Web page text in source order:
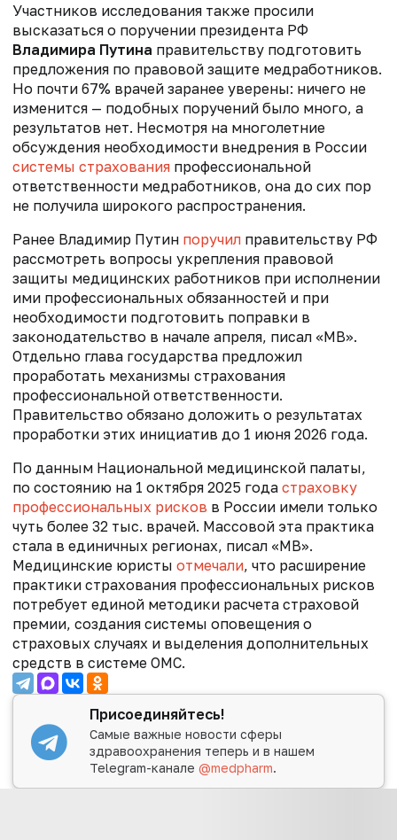
Участников исследования также просили
высказаться о поручении президента РФ
Владимира Путина правительству подготовить
предложения по правовой защите медработников.
Но почти 67% врачей заранее уверены: ничего не
изменится — подобных поручений было много, а
результатов нет. Несмотря на многолетние
обсуждения необходимости внедрения в России
системы страхования профессиональной
ответственности медработников, она до сих пор
не получила широкого распространения.
Ранее Владимир Путин поручил правительству РФ
рассмотреть вопросы укрепления правовой
защиты медицинских работников при исполнении
ими профессиональных обязанностей и при
необходимости подготовить поправки в
законодательство в начале апреля, писал «МВ».
Отдельно глава государства предложил
проработать механизмы страхования
профессиональной ответственности.
Правительство обязано доложить о результатах
проработки этих инициатив до 1 июня 2026 года.
По данным Национальной медицинской палаты,
по состоянию на 1 октября 2025 года страховку
профессиональных рисков в России имели только
чуть более 32 тыс. врачей. Массовой эта практика
стала в единичных регионах, писал «МВ».
Медицинские юристы отмечали, что расширение
практики страхования профессиональных рисков
потребует единой методики расчета страховой
премии, создания системы оповещения о
страховых случаях и выделения дополнительных
средств в системе ОМС.
Присоединяйтесь!
Самые важные новости сферы
здравоохранения теперь и в нашем
Telegram-канале@medpharm.